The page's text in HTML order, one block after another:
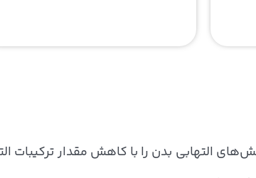
التهابی بدن را با کاهش مقدار ترکیبات